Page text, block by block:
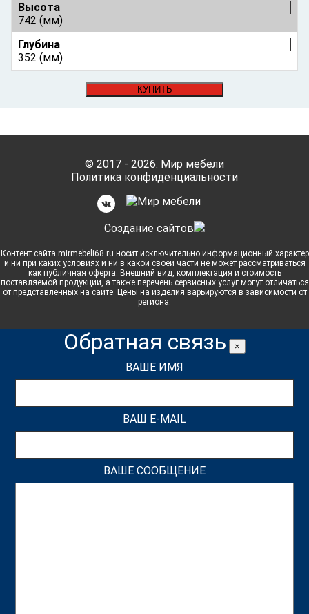
Высота
742 (мм)
Глубина
352 (мм)
КУПИТЬ
© 2017 - 2026. Мир мебели
Политика конфиденциальности
Cоздание сайтов
Контент сайта mirmebeli68.ru носит исключительно информационный характер
и ни при каких условиях и ни в какой своей части не может рассматриваться
как публичная оферта. Внешний вид, комплектация и стоимость
поставляемой продукции, а также перечень сервисных услуг могут отличаться
от представленных на сайте. Цены на изделия варьируются в зависимости от
региона.
Обратная связь ×
ВАШЕ ИМЯ
ВАШ E-MAIL
ВАШЕ СООБЩЕНИЕ